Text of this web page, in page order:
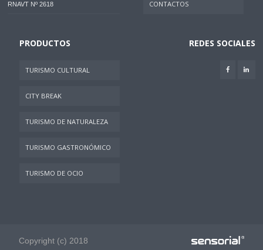
RNAVT Nº 2618 CONTACTOS
PRODUCTOS
TURISMO CULTURAL
CITY BREAK
TURISMO DE NATURALEZA
TURISMO GASTRONÓMICO
TURISMO DE OCIO
REDES SOCIALES
Copyright (c) 2018